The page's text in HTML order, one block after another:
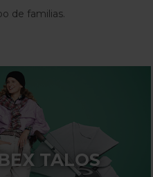
de familias.
TALOS